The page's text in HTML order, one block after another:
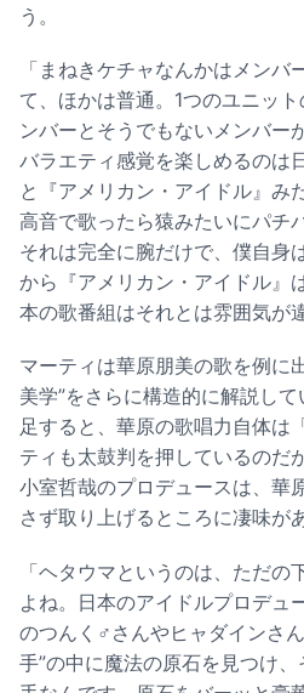
う。
「まねきケチャなんかはメンバ
て、ほかは普通。1つのユニッ
ンバーとそうでもないメンバー
バラエティ感覚を楽しめるのは
と『アメリカン・アイドル』み
高音で歌ったら猿みたいにパチ
それは完全に腕だけで、僕自身
から『アメリカン・アイドル』
本の歌番組はそれとは雰囲気が
マーティは華原朋美の歌を例に
美学”をさらに構造的に解説し
足すると、華原の歌唱力自体は
ティも太鼓判を押しているのだ
小室哲哉のプロデュースは、華
さず取り上げるところに凄味が
「ヘタウマというのは、ただ
よね。日本のアイドルプロデ
のつんく♂さんやヒャダインさ
手”の中に魔法の原石を見つけ